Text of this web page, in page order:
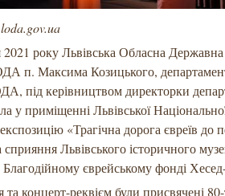
2021 року Львівська Обласна Державна
п. Максима Козицького,
під керівництвом директорки
у приміщенні Львівської
«Трагічна дорога євреїв
сприяння Львівського історичного
Благодійному єврейському фонді
та концерт-реквієм були присвячені